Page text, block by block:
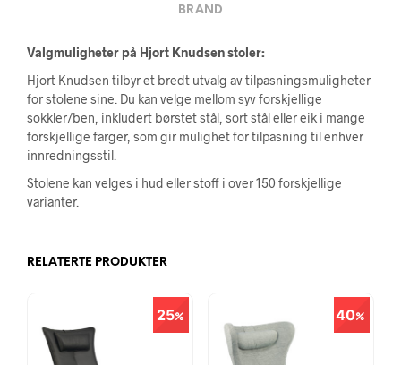
BRAND
Valgmuligheter på Hjort Knudsen stoler:
Hjort Knudsen tilbyr et bredt utvalg av tilpasningsmuligheter
for stolene sine. Du kan velge mellom syv forskjellige
sokkler/ben, inkludert børstet stål, sort stål eller eik i mange
forskjellige farger, som gir mulighet for tilpasning til enhver
innredningsstil.
Stolene kan velges i hud eller stoff i over 150 forskjellige
varianter.
RELATERTE PRODUKTER
25 40